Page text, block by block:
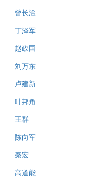
曾长淦
丁泽军
赵政国
刘万东
卢建新
叶邦角
王群
陈向军
秦宏
高道能